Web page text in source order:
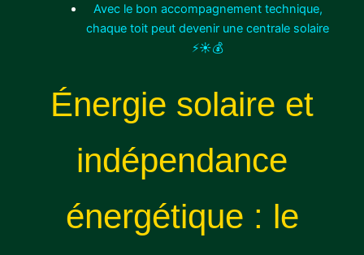
Avec le bon accompagnement technique,
chaque toit peut devenir une centrale solaire
⚡☀💰
Énergie solaire et
indépendance
énergétique : le